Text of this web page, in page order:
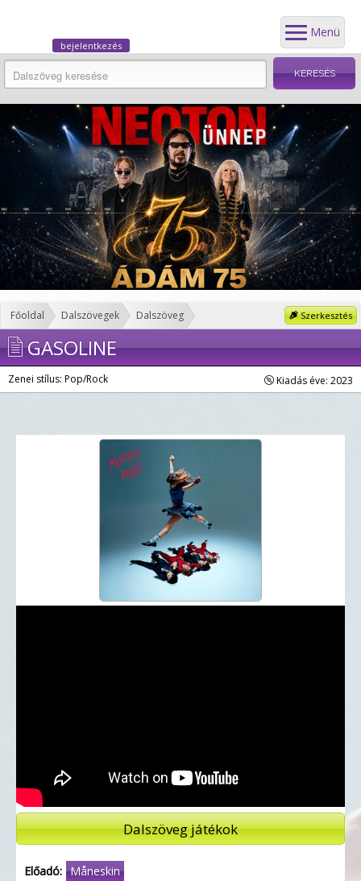
Menü
bejelentkezés
Szerkesztés
Főoldal Dalszövegek Dalszöveg
GASOLINE
Zenei stílus: Pop/Rock Kiadás éve: 2023
Dalszöveg játékok
Előadó: Måneskin